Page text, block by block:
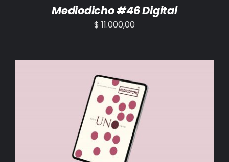
Mediodicho #46 Digital
$ 11.000,00
AÑADIR AL CARRITO /